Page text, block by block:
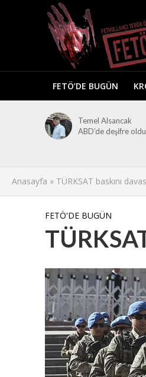
FETÖ’DE BUGÜN
Temel Alsancak
ABD’de deşifre oldu
Anasayfa » TÜRKSAT baskını
FETÖ'DE BUGÜN